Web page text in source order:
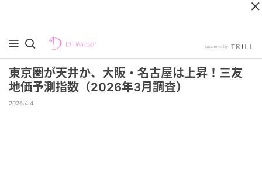
東京圏が天井か、大阪・名古屋は上昇！三友
地価予測指数（2026年3月調査）
2026.4.4